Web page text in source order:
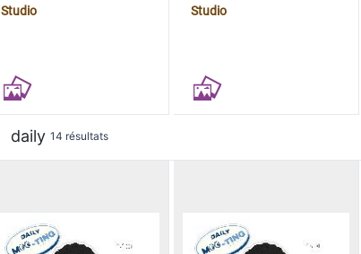
Studio
Studio
daily 14 résultats